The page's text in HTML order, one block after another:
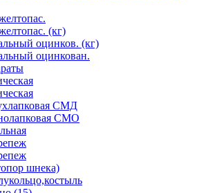
(кг)
оцинков. (кг)
оцинкован.
СМД
СМО
шнека)